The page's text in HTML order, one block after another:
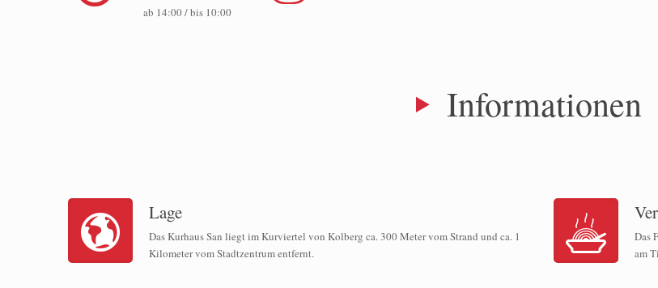
ab 14:00 / bis 10:00
Informationen
Lage
Das Kurhaus San liegt im Kurviertel von Kolberg ca. 300 Meter vom Strand und ca. 1
Kilometer vom Stadtzentrum entfernt.
Das
am